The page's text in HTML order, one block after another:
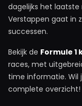
dagelijks het laatste
Verstappen gaat in
successen.
Bekijk de Formule 1
races, met
time informatie. Wil
complete overzicht!